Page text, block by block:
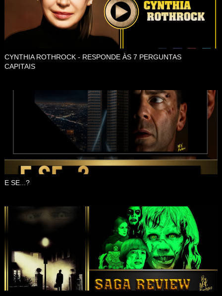
CYNTHIA ROTHROCK - RESPONDE ÀS 7 PERGUNTAS
CAPITAIS
E SE...?